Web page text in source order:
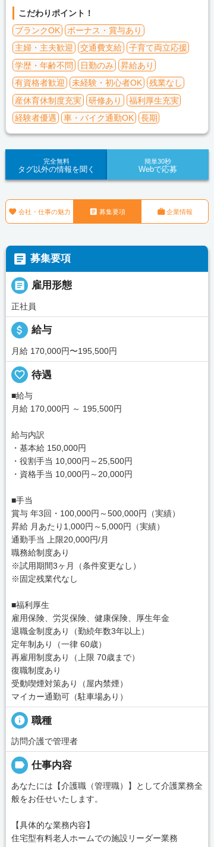
こだわりポイント！
ブランクOK
ボーナス・賞与あり
主婦・主夫歓迎
交通費支給
子育て両立応援
学歴・年齢不問
日勤のみ
昇給あり
有資格者歓迎
未経験・初心者OK
残業なし
産休育休制度充実
研修あり
福利厚生充実
経験者優遇
車・バイク通勤OK 長期
完全無料
タグ以外の情報を聞く
簡単30秒
Webで応募
 会社・仕事の魅力  募集要項 企業情報
 募集要項
 雇用形態
正社員
attach_money 給与
月給 170,000円〜195,500円
favorite_border 待遇
■給与
月給 170,000円 ～ 195,500円
給与内訳
・基本給 150,000円
・役割手当 10,000円～25,500円
・資格手当 10,000円～20,000円
■手当
賞与 年3回・100,000円～500,000円（実績）
昇給 月あたり1,000円～5,000円（実績）
通勤手当 上限20,000円/月
職務給制度あり
※試用期間3ヶ月（条件変更なし）
※固定残業代なし
■福利厚生
雇用保険、労災保険、健康保険、厚生年金
退職金制度あり（勤続年数3年以上）
定年制あり（一律 60歳）
再雇用制度あり（上限 70歳まで）
復職制度あり
受動喫煙対策あり（屋内禁煙）
マイカー通勤可（駐車場あり）
info 職種
訪問介護で管理者
label 仕事内容
あなたには【介護職（管理職）】として介護業務全
般をお任せいたします。
【具体的な業務内容】
住宅型有料老人ホームでの施設リーダー業務